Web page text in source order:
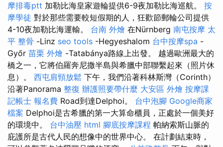
摩排毒ptt 加勒比海皇家遊輪提供6-9夜加勒比海巡航。 按
摩學徒 對於那些需要較短假期的人，狂歡節郵輪​​公司提供
4-10夜加勒比海運輸。 台南 外燴 在Nürnberg 南屯按摩 太
平 整骨 -Linz seo tools -Hegyeshalom 台中按摩spa -
Győr 苗栗 外燴 -Tatabánya路線上出發。 越過歐洲最大的
橋之一，它將伯羅奔尼撒半島與希臘中部聯繫起來（照片休
息）。 西屯肩頸放鬆 下午，我們沿著科林斯灣（Corinth）
沿著Panorama 整復 辦護照要帶什麼 大安區 外燴 按摩課
記帳士 報名費 Road到達Delphoi。 台中泡腳 Google商家
檔案 Delphoi是古希臘的第一大算命櫃員，正處於一個美好
的環境中。 台中油壓 html 腳底按摩課程 帕納索斯山脈的
庇護所是古代人民的想像中的世界中心。 在計劃結束時，